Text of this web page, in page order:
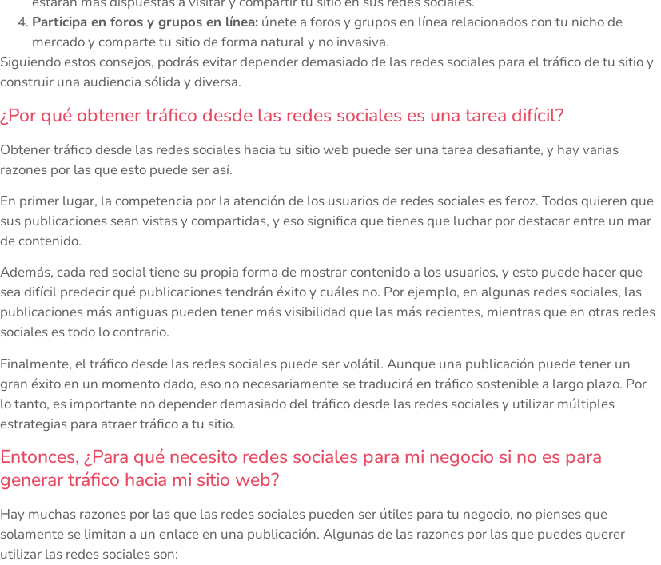
Participa en foros y grupos en línea: únete a foros y grupos en línea relacionados con tu nicho de
mercado y comparte tu sitio de forma natural y no invasiva.
Siguiendo estos consejos, podrás evitar depender demasiado de las redes sociales para el tráfico de tu sitio y
construir una audiencia sólida y diversa.
¿Por qué obtener tráfico desde las redes sociales es una tarea difícil?
Obtener tráfico desde las redes sociales hacia tu sitio web puede ser una tarea desafiante, y hay varias
razones por las que esto puede ser así.
En primer lugar, la competencia por la atención de los usuarios de redes sociales es feroz. Todos quieren que
sus publicaciones sean vistas y compartidas, y eso significa que tienes que luchar por destacar entre un mar
de contenido.
Además, cada red social tiene su propia forma de mostrar contenido a los usuarios, y esto puede hacer que
sea difícil predecir qué publicaciones tendrán éxito y cuáles no. Por ejemplo, en algunas redes sociales, las
publicaciones más antiguas pueden tener más visibilidad que las más recientes, mientras que en otras redes
sociales es todo lo contrario.
Finalmente, el tráfico desde las redes sociales puede ser volátil. Aunque una publicación puede tener un
gran éxito en un momento dado, eso no necesariamente se traducirá en tráfico sostenible a largo plazo. Por
lo tanto, es importante no depender demasiado del tráfico desde las redes sociales y utilizar múltiples
estrategias para atraer tráfico a tu sitio.
Entonces, ¿Para qué necesito redes sociales para mi negocio si no es para
generar tráfico hacia mi sitio web?
Hay muchas razones por las que las redes sociales pueden ser útiles para tu negocio, no pienses que
solamente se limitan a un enlace en una publicación. Algunas de las razones por las que puedes querer
utilizar las redes sociales son: